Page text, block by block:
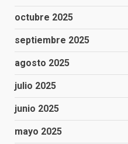
octubre 2025
septiembre 2025
agosto 2025
julio 2025
junio 2025
mayo 2025